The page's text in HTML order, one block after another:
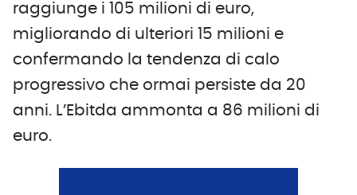
raggiunge i 105 milioni di euro,
migliorando di ulteriori 15 milioni e
confermando la tendenza di calo
progressivo che ormai persiste da 20
anni. L’Ebitda ammonta a 86 milioni di
euro.